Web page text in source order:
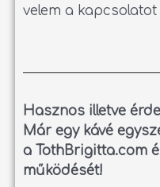
velem a kapcsolatot
Hasznos illetve
Már egy kávé
a TothBrigitta.com
működését!